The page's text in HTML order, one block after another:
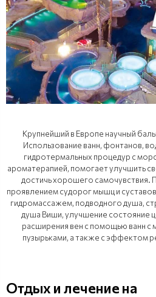
Крупнейший в Европе научный
Использование ванн, фонтанов,
гидротермальных процедур с
ароматерапией, помогает улучшить
достичь хорошего
проявлением судорог мышц и
гидромассажем, подводного душа,
душа Виши, улучшение состояние
расширения вен с помощью ванн с
пузырьками, а также с эффектом
Отдых и лечение на